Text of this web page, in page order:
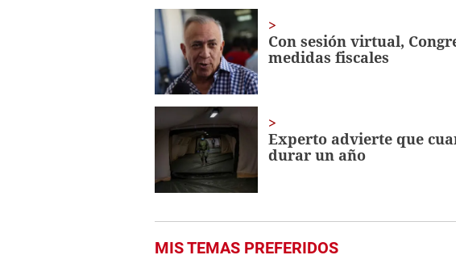
Con sesión virtual,
medidas fiscales
Experto advierte que
durar un año
MIS TEMAS PREFERIDOS